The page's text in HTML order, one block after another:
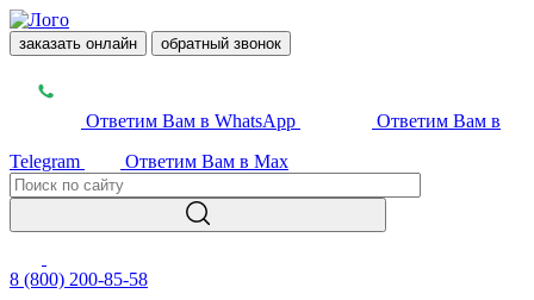
заказать онлайн обратный звонок
Ответим Вам в WhatsApp
Ответим Вам в
Telegram
Ответим Вам в Max
8 (800) 200-85-58